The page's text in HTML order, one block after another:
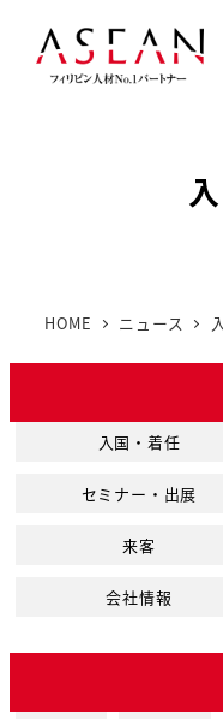
動
HOME ニュース
入国・着任
セミナー・出展
来客
会社情報